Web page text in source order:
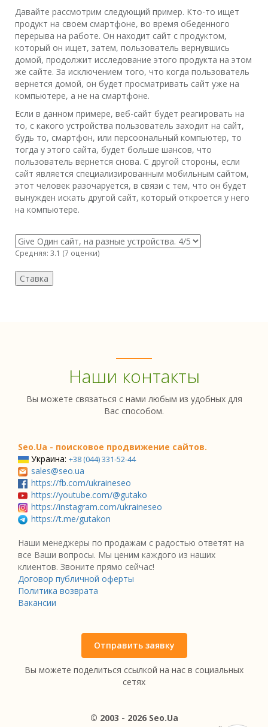
Давайте рассмотрим следующий пример. Кто-то ищет
продукт на своем смартфоне, во время обеденного
перерыва на работе. Он находит сайт с продуктом,
который он ищет, затем, пользователь вернувшись
домой, продолжит исследование этого продукта на этом
же сайте. За исключением того, что когда пользователь
вернется домой, он будет просматривать сайт уже на
компьютере, а не на смартфоне.
Если в данном примере, веб-сайт будет реагировать на
то, с какого устройства пользователь заходит на сайт,
будь то, смартфон, или персоональный компьютер, то
тогда у этого сайта, будет больше шансов, что
пользователь вернется снова. С другой стороны, если
сайт является специализированным мобильным сайтом,
этот человек разочаруется, в связи с тем, что он будет
вынужден искать другой сайт, который откроется у него
на компьютере.
Средняя: 3.1 (7 оценки)
Наши контакты
Вы можете связаться с нами любым из удобных для
Вас способом.
Seo.Ua - поисковое продвижение сайтов.
Украина: +38 (044) 331-52-44
sales@seo.ua
https://fb.com/ukraineseo
https://youtube.com/@gutako
https://instagram.com/ukraineseo
https://t.me/gutakon
Наши менеджеры по продажам с радостью ответят на
все Ваши вопросы. Мы ценим каждого из наших
клиентов. Звоните прямо сейчас!
Договор публичной оферты
Политика возврата
Вакансии
Отправить заявку
Вы можете поделиться ссылкой на нас в социальных
сетях
© 2003 - 2026 Seo.Ua